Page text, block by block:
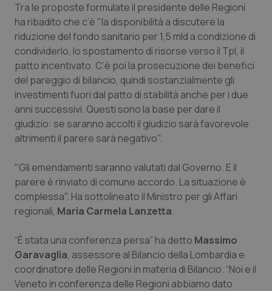
Puglia
Sardegna
Sicilia
Toscana
Valle D’Aosta
Veneto
Malattie rare
Malattia di Crohn & Rettocolite Ulcerosa
Neuroscienze & patologie neurodegenerative
Obesità
Oncodermatologia
Oncoematologia
Oncologia & Nutrizione
Psoriasi & pelle
‎Tra le proposte formulate il presidente delle Regioni
ha ribadito che c’è "la disponibilità a discutere la
riduzione del fondo sanitario per 1,5 mld a condizione di
condividerlo, lo spostamento di risorse verso il Tpl, il
patto incentivato. C’è poi la prosecuzione dei benefici
del pareggio di bilancio, quindi sostanzialmente gli
investimenti fuori dal patto di stabilità anche per i due
anni successivi. Questi sono la base per dare il
giudizio: se saranno accolti il giudizio sarà favorevole
altrimenti il parere sarà negativo".
"Gli emendamenti saranno valutati dal Governo. E il
parere è rinviato di comune accordo. La situazione è
complessa". Ha sottolineato il Ministro per gli Affari
regionali, Maria Carmela Lanzetta.
“È stata una conferenza persa” ha detto Massimo
Garavaglia, assessore al Bilancio della Lombardia e
coordinatore delle Regioni in materia di Bilancio. “Noi e il
Veneto in conferenza delle Regioni abbiamo dato